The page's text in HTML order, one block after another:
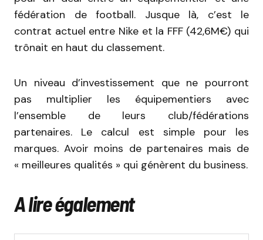
fédération de football. Jusque là, c’est le
contrat actuel entre Nike et la FFF (42,6M€) qui
trônait en haut du classement.
Un niveau d’investissement que ne pourront
pas multiplier les équipementiers avec
l’ensemble de leurs club/fédérations
partenaires. Le calcul est simple pour les
marques. Avoir moins de partenaires mais de
« meilleures qualités » qui génèrent du business.
A lire également